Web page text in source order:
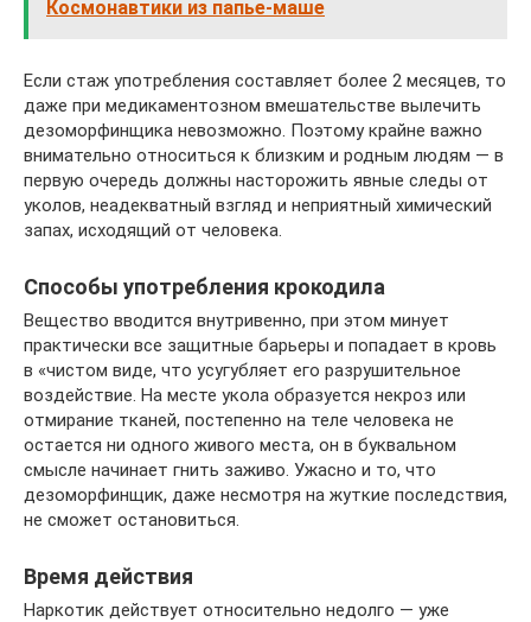
Космонавтики из папье-маше
Если стаж употребления составляет более 2 месяцев, то
даже при медикаментозном вмешательстве вылечить
дезоморфинщика невозможно. Поэтому крайне важно
внимательно относиться к близким и родным людям — в
первую очередь должны насторожить явные следы от
уколов, неадекватный взгляд и неприятный химический
запах, исходящий от человека.
Способы употребления крокодила
Вещество вводится внутривенно, при этом минует
практически все защитные барьеры и попадает в кровь
в «чистом виде, что усугубляет его разрушительное
воздействие. На месте укола образуется некроз или
отмирание тканей, постепенно на теле человека не
остается ни одного живого места, он в буквальном
смысле начинает гнить заживо. Ужасно и то, что
дезоморфинщик, даже несмотря на жуткие последствия,
не сможет остановиться.
Время действия
Наркотик действует относительно недолго — уже